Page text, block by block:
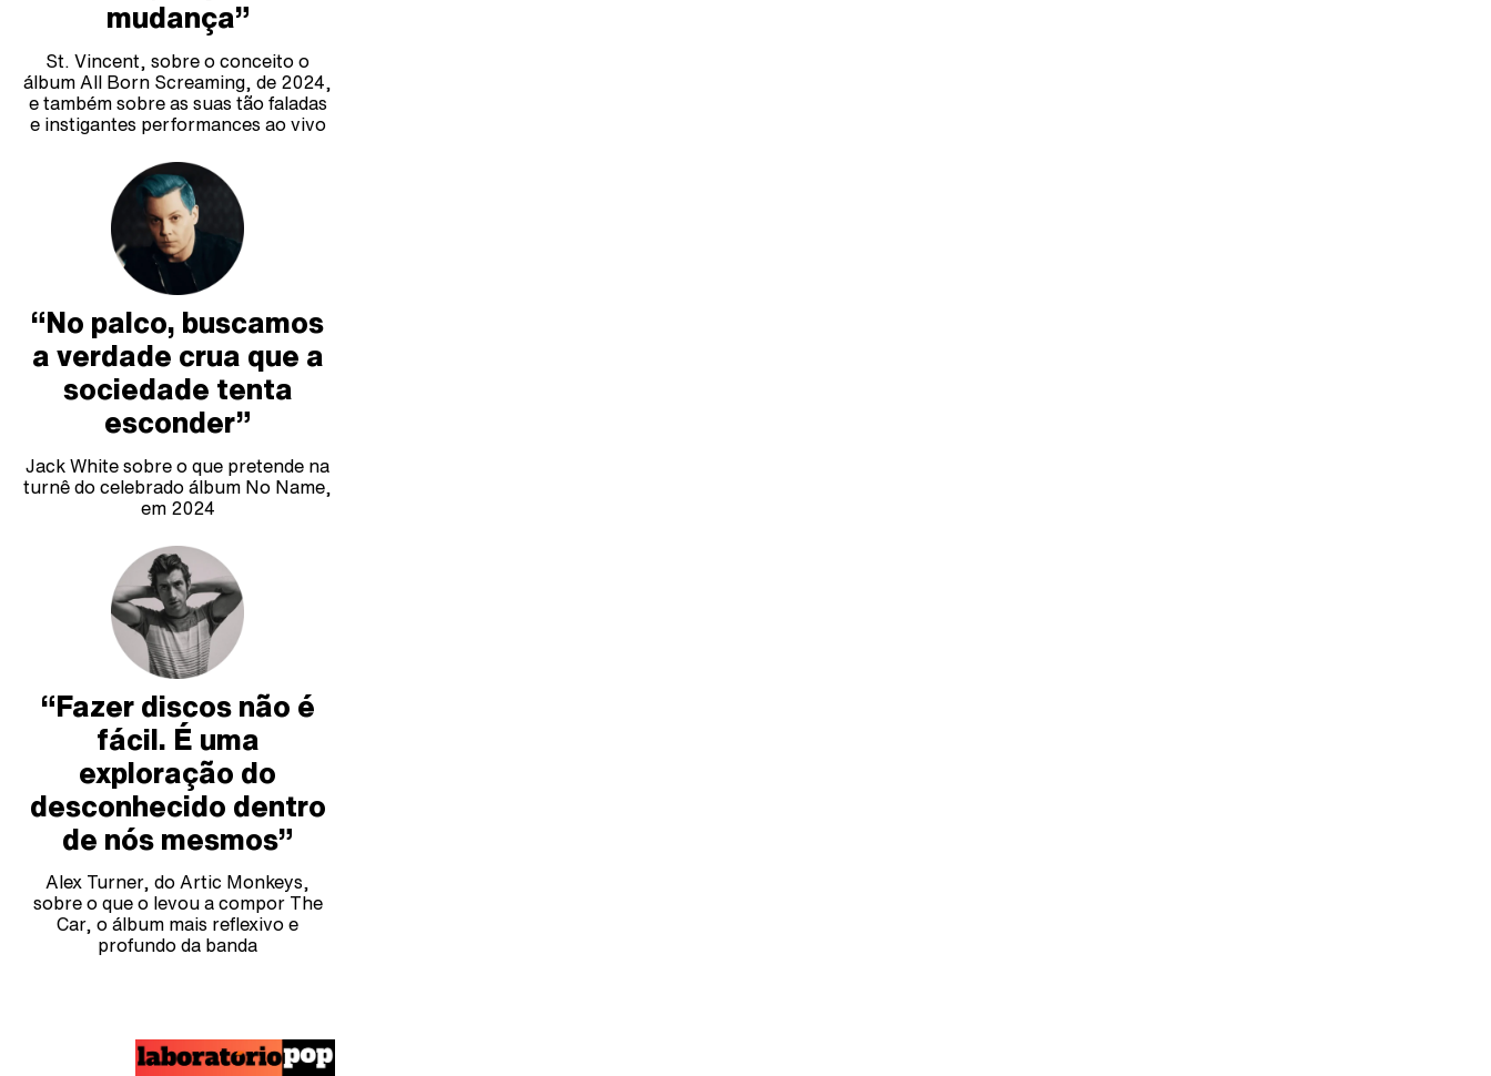
mudança”
St. Vincent, sobre o conceito o
álbum All Born Screaming, de 2024,
e também sobre as suas tão faladas
e instigantes performances ao vivo
“No palco, buscamos
a verdade crua que a
sociedade tenta
esconder”
Jack White sobre o que pretende na
turnê do celebrado álbum No Name,
em 2024
“Fazer discos não é
fácil. É uma
exploração do
desconhecido dentro
de nós mesmos”
Alex Turner, do Artic Monkeys,
sobre o que o levou a compor The
Car, o álbum mais reflexivo e
profundo da banda